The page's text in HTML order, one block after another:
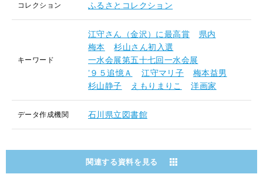
コレクション ふるさとコレクション
キーワード
江守さん（金沢）に最高賞
県内
梅本
杉山さん初入選
一水会展第五十七回一水会展
’９５追憶Ａ
江守マリ子
梅本益男
杉山静子
えもりまりこ 洋画家
データ作成機関 石川県立図書館
関連する資料を見る